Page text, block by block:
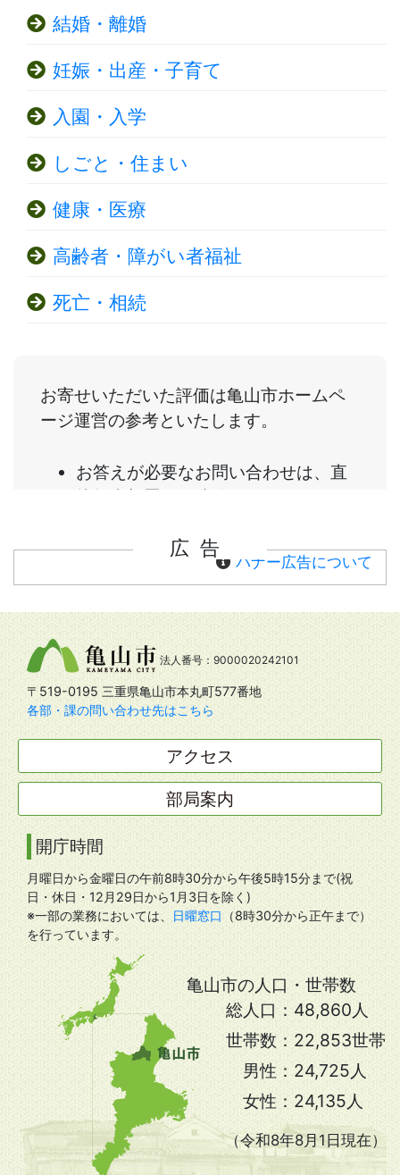
結婚・離婚
妊娠・出産・子育て
入園・入学
しごと・住まい
健康・医療
高齢者・障がい者福祉
死亡・相続
広告
バナー広告について
法人番号：9000020242101
〒519-0195 三重県亀山市本丸町577番地
各部・課の問い合わせ先はこちら
アクセス
部局案内
開庁時間
月曜日から金曜日の午前8時30分から午後5時15分まで(祝
日・休日・12月29日から1月3日を除く)
※一部の業務においては、
日曜窓口
（8時30分から正午まで）
を行っています。
亀山市の人口・世帯数
総人口： 48,860人
世帯数： 22,853世帯
男性： 24,725人
女性： 24,135人
（令和8年8月1日現在）